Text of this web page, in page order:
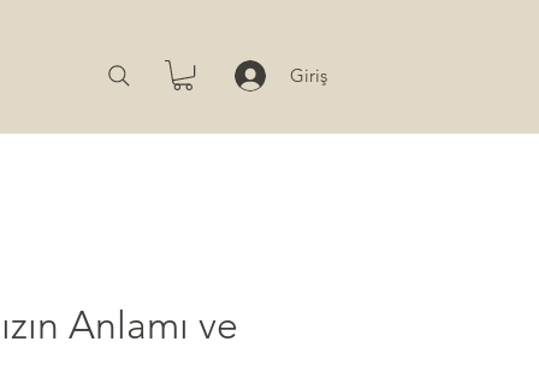
Giriş
Anlamı ve